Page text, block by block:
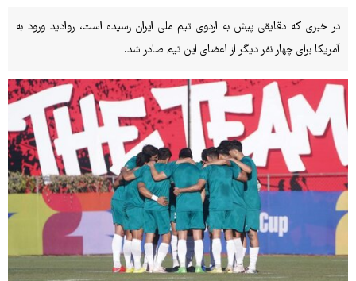
در خبری که دقایقی پیش به اردوی تیم ملی ایران رسیده است، روادید ورود به
آمریکا برای چهار نفر دیگر از اعضای این تیم صادر شد.